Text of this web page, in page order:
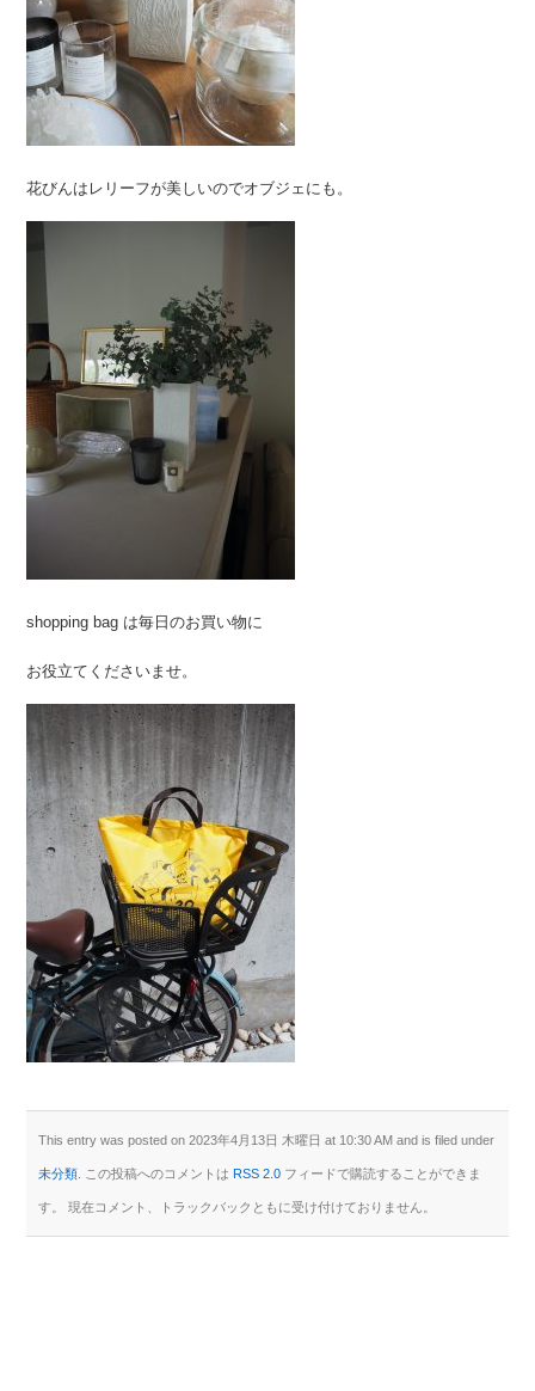
花びんはレリーフが美しいのでオブジェにも。
shopping bag は毎日のお買い物に
お役立てくださいませ。
This entry was posted on 2023年4月13日 木曜日 at 10:30 AM and is filed under
未分類 . この投稿へのコメントはRSS 2.0 フィードで購読することができま
す。 現在コメント、トラックバックともに受け付けておりません。